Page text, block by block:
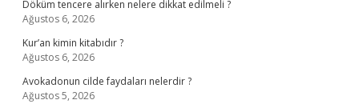
Döküm tencere alırken nelere dikkat edilmeli ?
Ağustos 6, 2026
Kur’an kimin kitabıdır ?
Ağustos 6, 2026
Avokadonun cilde faydaları nelerdir ?
Ağustos 5, 2026